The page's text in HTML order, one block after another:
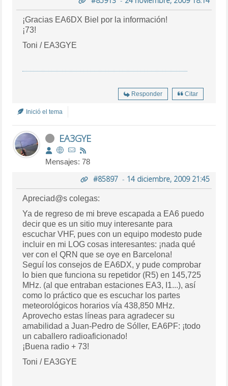
¡Gracias EA6DX Biel por la información!
¡73!
Toni / EA3GYE
Responder Citar
Inició el tema
EA3GYE
Mensajes: 78
#85897- 14 diciembre, 2009 21:45
Apreciad@s colegas:
Ya de regreso de mi breve escapada a EA6 puedo
decir que es un sitio muy interesante para
escuchar VHF, pues con un equipo modesto pude
incluir en mi LOG cosas interesantes: ¡nada qué
ver con el QRN que se oye en Barcelona!
Seguí los consejos de EA6DX, y pude comprobar
lo bien que funciona su repetidor (R5) en 145,725
MHz. (al que entraban estaciones EA3, I1...), así
como lo práctico que es escuchar los partes
meteorológicos horarios vía 438,850 MHz.
Aprovecho estas líneas para agradecer su
amabilidad a Juan-Pedro de Sóller, EA6PF: ¡todo
un caballero radioaficionado!
¡Buena radio + 73!
Toni / EA3GYE